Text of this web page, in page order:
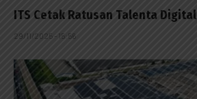
ITS Cetak Ratusan Talenta Digital
29/11/2025 - 15:56